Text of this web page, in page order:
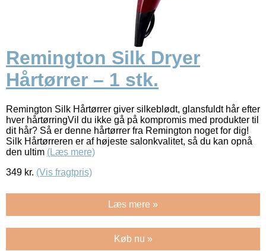
Remington Silk Dryer
Hårtørrer – 1 stk.
Remington Silk Hårtørrer giver silkeblødt, glansfuldt hår efter
hver hårtørringVil du ikke gå på kompromis med produkter til
dit hår? Så er denne hårtørrer fra Remington noget for dig!
Silk Hårtørreren er af højeste salonkvalitet, så du kan opnå
den ultim (Læs mere)
349 kr. (Vis fragtpris)
Læs mere »
Køb nu »